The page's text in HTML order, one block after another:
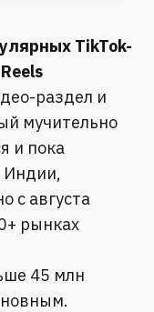
TikTok-
раздел и
мучительно
и пока
Индии,
с августа
рынках
45 млн